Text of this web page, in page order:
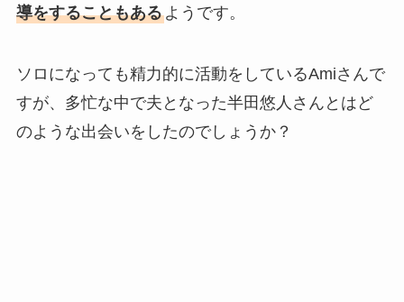
導をすることもあるようです。
ソロになっても精力的に活動をしているAmiさんで
すが、多忙な中で夫となった半田悠人さんとはど
のような出会いをしたのでしょうか？